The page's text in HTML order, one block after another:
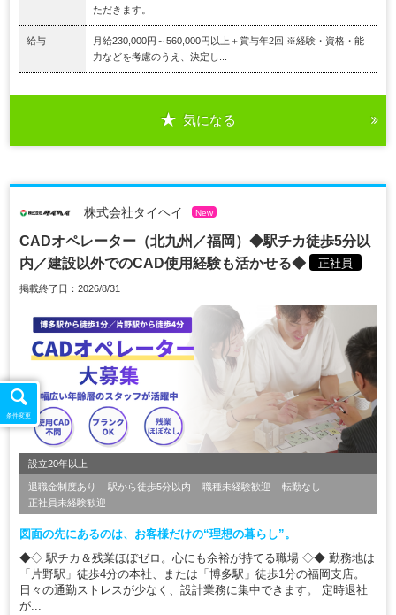
ただきます。
給与
月給230,000円～560,000円以上＋賞与年2回 ※経験・資格・能
力などを考慮のうえ、決定し...
気になる
株式会社タイヘイ New
CADオペレーター（北九州／福岡）◆駅チカ徒歩5分以
内／建設以外でのCAD使用経験も活かせる◆
正社員
掲載終了日：2026/8/31
設立20年以上
退職金制度あり 駅から徒歩5分以内 職種未経験歓迎
転勤なし
正社員未経験歓迎
図面の先にあるのは、お客様だけの“理想の暮らし”。
◆◇ 駅チカ＆残業ほぼゼロ。心にも余裕が持てる職場 ◇◆ 勤務地は
「片野駅」徒歩4分の本社、または「博多駅」徒歩1分の福岡支店。
日々の通勤ストレスが少なく、設計業務に集中できます。 定時退社
が...
条件変更